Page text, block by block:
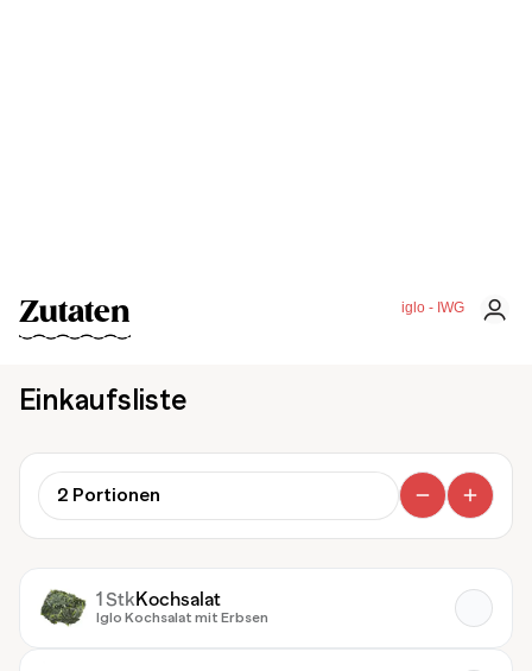
iglo - IWG
Zutaten